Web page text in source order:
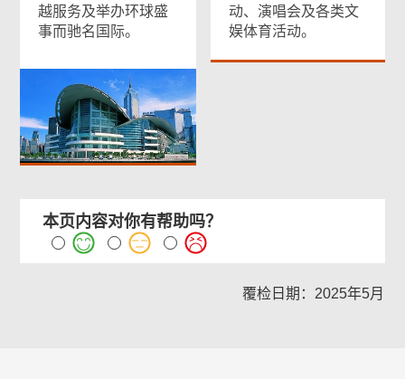
越服务及举办环球盛
事而驰名国际。
动、演唱会及各类文
娱体育活动。
本页内容对你有帮助吗？
覆检日期：2025年5月